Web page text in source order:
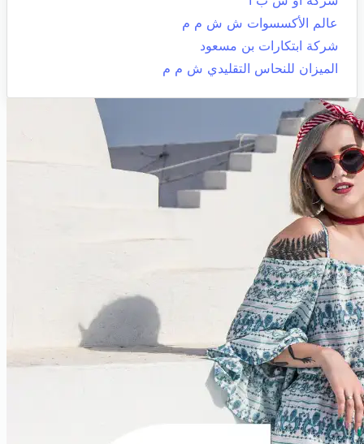
عالم الأكسسوات ش ش م م
شركة ابتكارات بن مسعود
الميزان للنحاس التقليدي ش م م